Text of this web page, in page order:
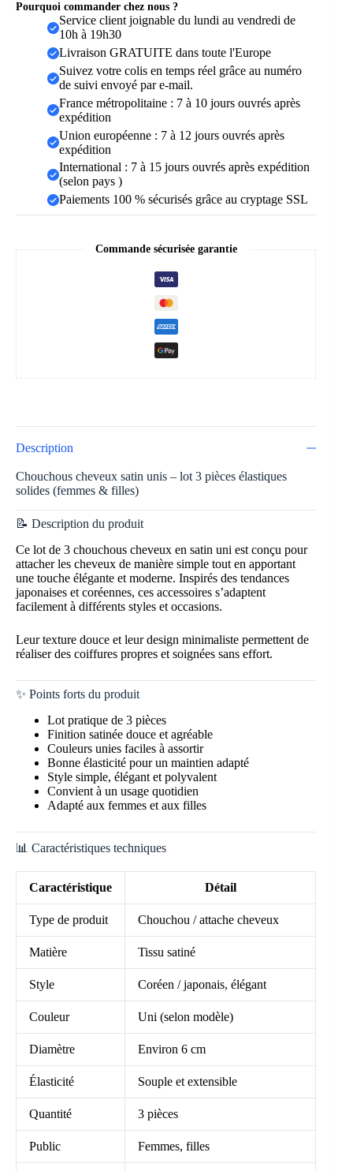
Pourquoi commander chez nous ?
Service client joignable du lundi au vendredi de
10h à 19h30
Livraison GRATUITE dans toute l'Europe
Suivez votre colis en temps réel grâce au numéro
de suivi envoyé par e-mail.
France métropolitaine : 7 à 10 jours ouvrés après
expédition
Union européenne : 7 à 12 jours ouvrés après
expédition
International : 7 à 15 jours ouvrés après expédition
(selon pays )
Paiements 100 % sécurisés grâce au cryptage SSL
Commande sécurisée garantie
Description
Chouchous cheveux satin unis – lot 3 pièces élastiques
solides (femmes & filles)
📝 Description du produit
Ce lot de 3 chouchous cheveux en satin uni est conçu pour
attacher les cheveux de manière simple tout en apportant
une touche élégante et moderne. Inspirés des tendances
japonaises et coréennes, ces accessoires s’adaptent
facilement à différents styles et occasions.
Leur texture douce et leur design minimaliste permettent de
réaliser des coiffures propres et soignées sans effort.
✨ Points forts du produit
Lot pratique de 3 pièces
Finition satinée douce et agréable
Couleurs unies faciles à assortir
Bonne élasticité pour un maintien adapté
Style simple, élégant et polyvalent
Convient à un usage quotidien
Adapté aux femmes et aux filles
📊 Caractéristiques techniques
Caractéristique Détail
Type de produit Chouchou / attache cheveux
Matière Tissu satiné
Style Coréen / japonais, élégant
Couleur Uni (selon modèle)
Diamètre Environ 6 cm
Élasticité Souple et extensible
Quantité 3 pièces
Public Femmes, filles